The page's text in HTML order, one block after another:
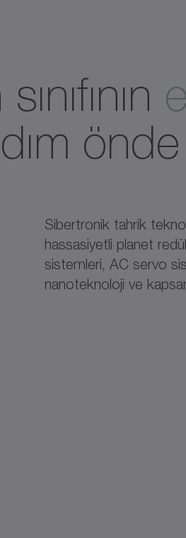
Sibertronik tahrik
hassasiyetli planet
sistemleri, AC servo
nanoteknoloji ve